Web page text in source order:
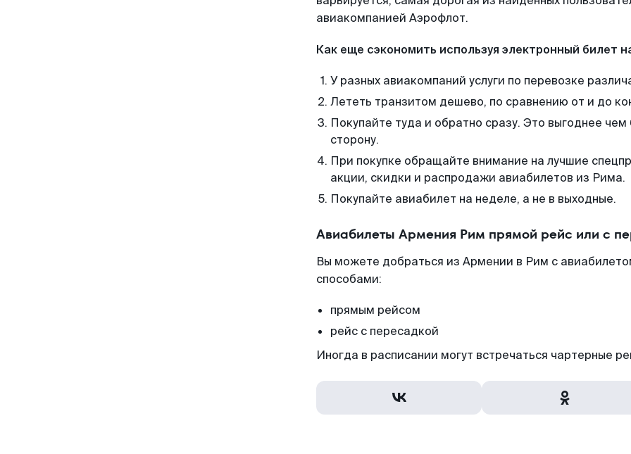
авиакомпанией Аэрофлот.
Как еще сэкономить используя электронный билет
У разных авиакомпаний услуги по перевозке
Лететь транзитом дешево, по сравнению от и до
Покупайте туда и обратно сразу. Это выгоднее
сторону.
При покупке обращайте внимание на лучшие
акции, скидки и распродажи авиабилетов из Рима.
Покупайте авиабилет на неделе, а не в выходные.
Авиабилеты Армения Рим прямой рейс или с
Вы можете добраться из Армении в Рим с
способами:
прямым рейсом
рейс с пересадкой
Иногда в расписании могут встречаться чартерные